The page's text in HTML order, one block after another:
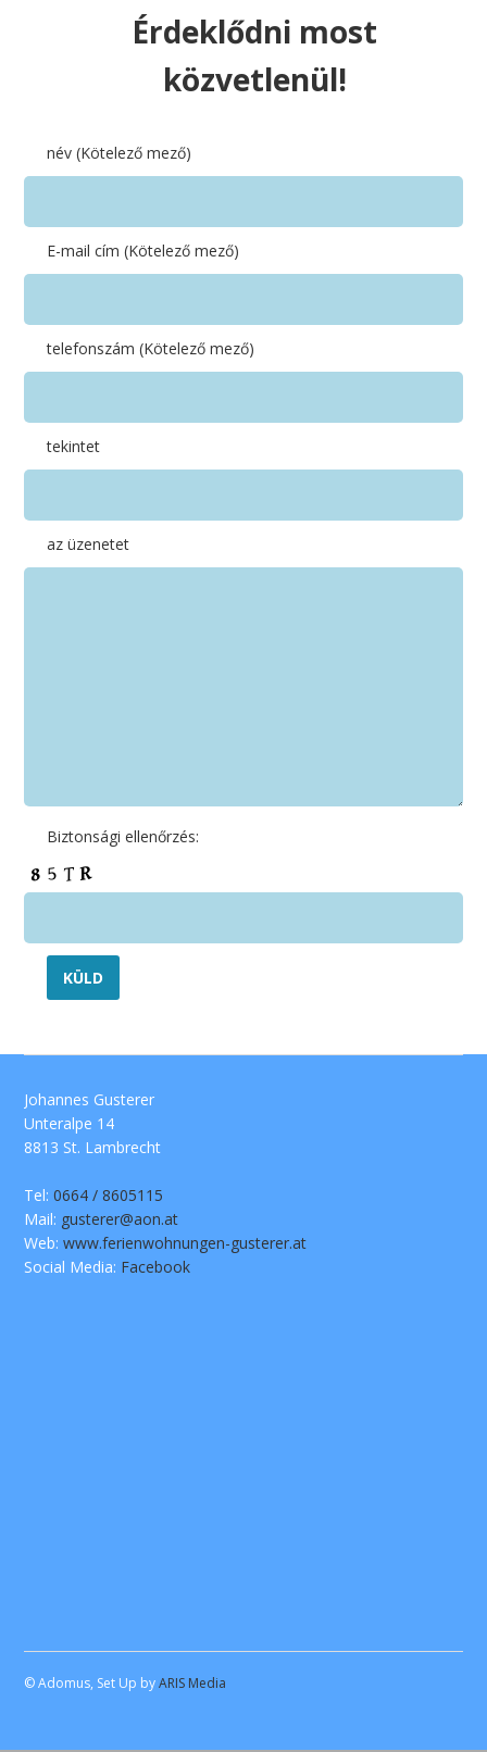
Érdeklődni most
közvetlenül!
név (Kötelező mező)
E-mail cím (Kötelező mező)
telefonszám (Kötelező mező)
tekintet
az üzenetet
Biztonsági ellenőrzés:
Johannes Gusterer
Unteralpe 14
8813 St. Lambrecht
Tel:0664 / 8605115
Mail: gusterer@aon.at
Web:www.ferienwohnungen-gusterer.at
Social Media: Facebook
© Adomus, Set Up byARIS Media